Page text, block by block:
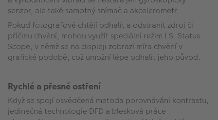
senzor, ale také samotný snímač a akcelerometr.
Pokud fotografové chtějí odhalit a odstranit zdroj či
příčinu chvění, mohou využít speciální režim I.S. Status
Scope, v němž se na displeji zobrazí míra chvění v
grafické podobě, což umožní lépe odhalit jeho původ.
Rychlé a přesné ostření
Když se spojí osvědčená metoda porovnávání kontrastu,
jedinečná technologie DFD a blesková práce